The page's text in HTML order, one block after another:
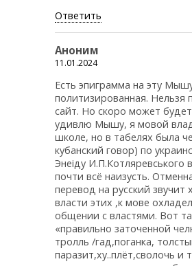
Ответить
Аноним
11.01.2024
Есть эпиграмма на эту
политизированная. Нельзя
сайт. Но скоро может
удивлю Мышу, я мовой
школе, но в табелях была
кубанский говор) по
Энеiду И.П.Котляревського
почти всё наизусть.
перевод на русский
власти этих ,к мове
общении с властями. Вот
«правильно заточенной
тролль /гад,поганка,
паразит,ху..плёт,сволочь и